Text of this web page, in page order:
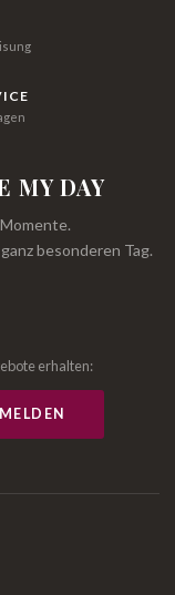
MY DAY
besonderen Tag.
erhalten: